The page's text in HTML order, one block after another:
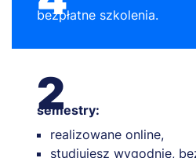
bezpłatne szkolenia.
2
semestry:
realizowane online,
studiujesz wygodnie,